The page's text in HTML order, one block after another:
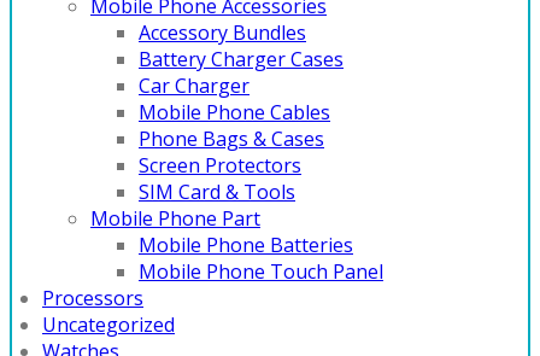
Mobile Phone Accessories
Accessory Bundles
Battery Charger Cases
Car Charger
Mobile Phone Cables
Phone Bags & Cases
Screen Protectors
SIM Card & Tools
Mobile Phone Part
Mobile Phone Batteries
Mobile Phone Touch Panel
Processors
Uncategorized